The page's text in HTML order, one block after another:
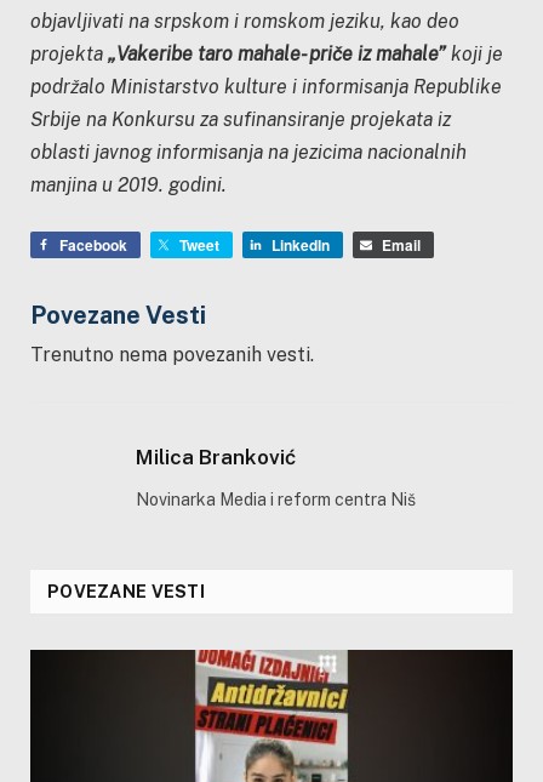
objavljivati na srpskom i romskom jeziku, kao deo
projekta „Vakeribe taro mahale- priče iz mahale”koji je
podržalo Ministarstvo kulture i informisanja Republike
Srbije na Konkursu za sufinansiranje projekata iz
oblasti javnog informisanja na jezicima nacionalnih
manjina u 2019. godini.
Facebook Tweet LinkedIn Email
Povezane Vesti
Trenutno nema povezanih vesti.
Milica Branković
Novinarka Media i reform centra Niš
POVEZANE VESTI